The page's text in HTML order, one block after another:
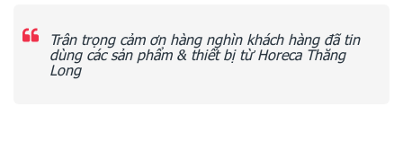
Trân trọng cảm ơn hàng nghìn khách hàng đã tin
dùng các sản phẩm & thiết bị từ Horeca Thăng
Long